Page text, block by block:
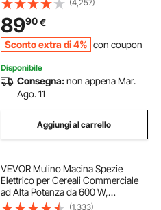
per Taglio del Legno, Potatura degli
Alberi e Disboscamento, Arancione
Nero
(4,257)
8990€
Sconto extra di 4% con coupon
Disponibile
Consegna:non appena Mar.
Ago. 11
Aggiungi al carrello
VEVOR Mulino Macina Spezie
Elettrico per Cereali Commerciale
ad Alta Potenza da 600 W,
Polverizzatore da 53 Litri con Lame
(1,333)